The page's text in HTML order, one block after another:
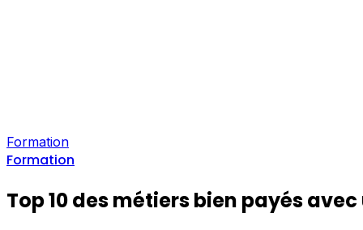
Formation
Formation
Top 10 des métiers bien payés